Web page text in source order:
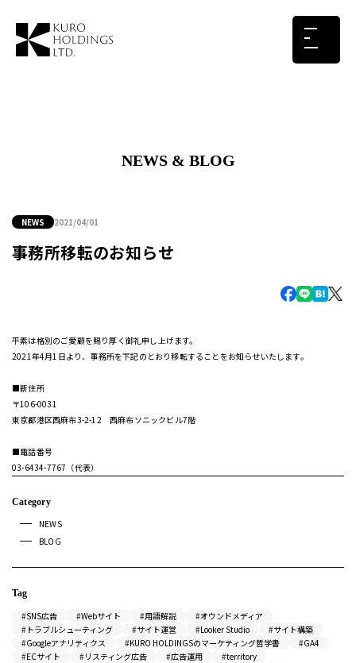
NEWS & BLOG
NEWS 2021/04/01
事務所移転のお知らせ
Category
NEWS
BLOG
Tag
SNS広告 Webサイト 用語解説
オウンドメディア
トラブルシューティング
サイト運営 Looker Studio
サイト構築
Googleアナリティクス
KURO HOLDINGSのマーケティング哲学書
GA4
ECサイト
リスティング広告 広告運用
territory
平素は格別のご愛顧を賜り厚く御礼申し上げます。
2021年4月1日より、事務所を下記のとおり移転することをお知らせいたします。
■新住所
〒106-0031
東京都港区西麻布3-2-12 西麻布ソニックビル7階
■電話番号
03-6434-7767（代表）